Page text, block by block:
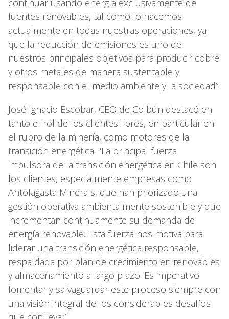
continuar usando energía exclusivamente de
fuentes renovables, tal como lo hacemos
actualmente en todas nuestras operaciones, ya
que la reducción de emisiones es uno de
nuestros principales objetivos para producir cobre
y otros metales de manera sustentable y
responsable con el medio ambiente y la sociedad”.
José Ignacio Escobar, CEO de Colbún destacó en
tanto el rol de los clientes libres, en particular en
el rubro de la minería, como motores de la
transición energética. "La principal fuerza
impulsora de la transición energética en Chile son
los clientes, especialmente empresas como
Antofagasta Minerals, que han priorizado una
gestión operativa ambientalmente sostenible y que
incrementan continuamente su demanda de
energía renovable. Esta fuerza nos motiva para
liderar una transición energética responsable,
respaldada por plan de crecimiento en renovables
y almacenamiento a largo plazo. Es imperativo
fomentar y salvaguardar este proceso siempre con
una visión integral de los considerables desafíos